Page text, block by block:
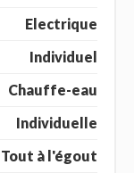
Electrique
Individuel
Chauffe-eau
Individuelle
Tout à l'égout